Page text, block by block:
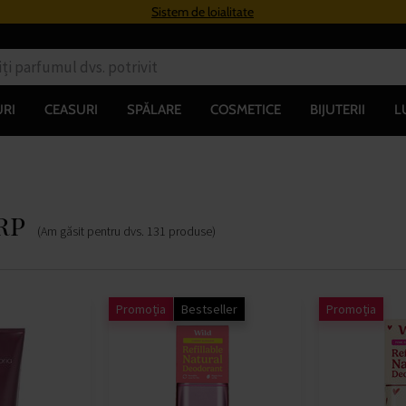
Sistem de loialitate
CEASURI SPĂLARE COSMETICE BIJUTERII
(Am găsit pentru dvs. 131 produse)
Promoția Bestseller Promoția